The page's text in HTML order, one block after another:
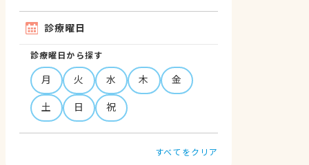
診療曜日
診療曜日から探す
月 火 水 木
金
土
日 祝
すべてをクリア